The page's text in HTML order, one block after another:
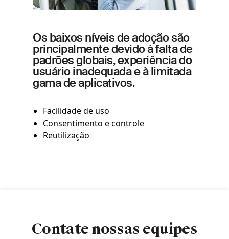
Os baixos níveis de adoção são
principalmente devido à falta de
padrões globais, experiência do
usuário inadequada e à limitada
gama de aplicativos.
Facilidade de uso
Consentimento e controle
Reutilização
Contate nossas equipes